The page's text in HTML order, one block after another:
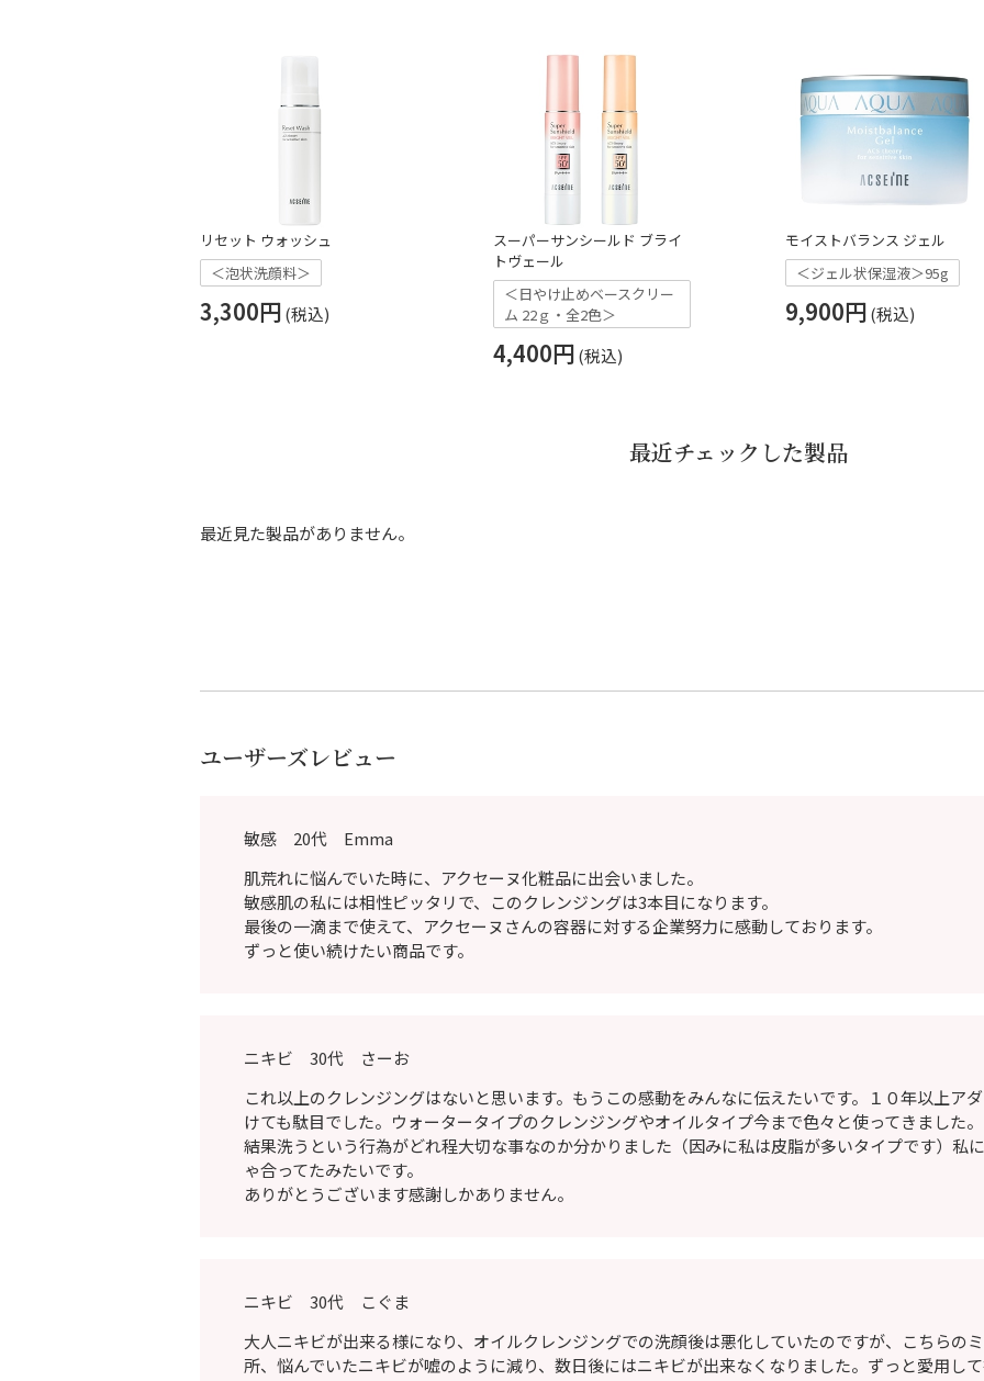
リセット ウォッシュ
＜泡状洗顔料＞
3,300円
スーパーサンシールド ブライ
トヴェール
＜日やけ止めベースクリー
ム 22ｇ・全2色＞
4,400円
モイストバランス ジェル
＜ジェル状保湿液＞95g
9,900円
最近チェックした製品
最近見た製品がありません。
ユーザーズレビュー
敏感 20代 Emma
肌荒れに悩んでいた時に、アクセーヌ化粧品に出会いました。
敏感肌の私には相性ピッタリで、このクレンジングは3本目になります。
最後の一滴まで使えて、アクセーヌさんの容器に対する企業努力に感動しております。
ずっと使い続けたい商品です。
ニキビ 30代 さーお
これ以上のクレンジングはないと思います。もうこの感動をみんなに伝えたいです。１０年以上ア
けても駄目でした。ウォータータイプのクレンジングやオイルタイプ今まで色々と使ってきました。
結果洗うという行為がどれ程大切な事なのか分かりました（因みに私は皮脂が多いタイプです）私
ゃ合ってたみたいです。
ありがとうございます感謝しかありません。
ニキビ 30代 こぐま
大人ニキビが出来る様になり、オイルクレンジングでの洗顔後は悪化していたのですが、こちらの
所、悩んでいたニキビが嘘のように減り、数日後にはニキビが出来なくなりました。ずっと愛用し